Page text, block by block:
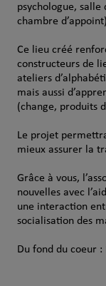
psychologue, salle
chambre
Ce lieu créé
constructeurs de
ateliers
mais aussi
(change, produits
Le projet
mieux assurer la
Grâce à vous,
nouvelles avec
une interaction
socialisation des
Du fond du coeur :